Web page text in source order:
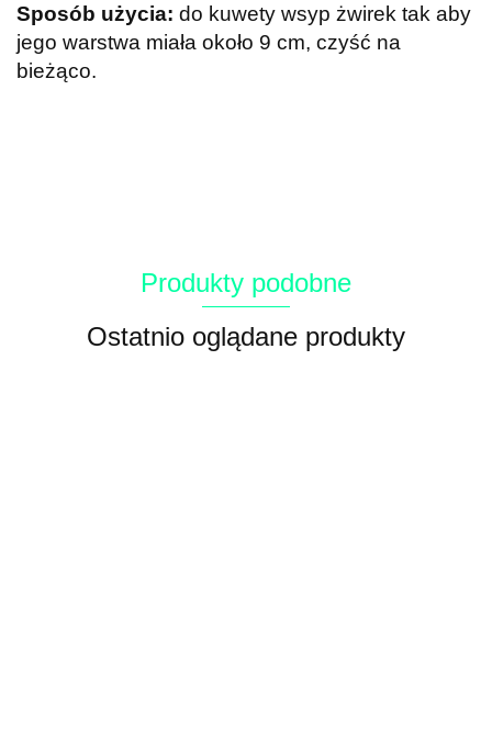
Sposób użycia: do kuwety wsyp żwirek tak aby
jego warstwa miała około 9 cm, czyść na
bieżąco.
Produkty podobne
Ostatnio oglądane produkty